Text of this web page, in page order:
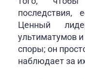
последствия,
Ценный
ультиматумов
споры; он
наблюдает за